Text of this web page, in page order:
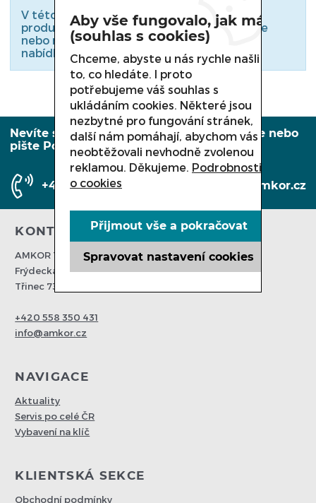
VÁHY, NÁŘEZOVÉ STROJE
V této kategorii nejsou zařazeny žádné
produkty. Podívejte se do podkategorií níže
nebo nás kontaktujte. Rádi Vám zašleme
nabídku konkrétního zboží.
Nevíte si rady, potřebujete poradit? Volejte nebo
pište Po-Pá: 7:30 – 15:30
+420 558 350 431 info@amkor.cz
KONTAKTUJTE NÁS
AMKOR Trading spol s. r. o.
Frýdecká 203
Třinec 73961
+420 558 350 431
info@amkor.cz
NAVIGACE
Aktuality
Servis po celé ČR
Vybavení na klíč
KLIENTSKÁ SEKCE
Obchodní podmínky
Aby vše fungovalo, jak má
(souhlas s cookies)
Chceme, abyste u nás rychle našli
to, co hledáte. I proto
potřebujeme váš souhlas s
ukládáním cookies. Některé jsou
nezbytné pro fungování stránek,
další nám pomáhají, abychom vás
neobtěžovali nevhodně zvolenou
reklamou. Děkujeme. Podrobnosti
o cookies
Spravovat nastavení cookies
Přijmout vše a pokračovat